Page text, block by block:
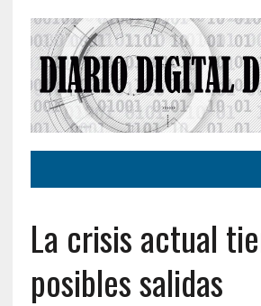
La crisis actual
posibles salidas